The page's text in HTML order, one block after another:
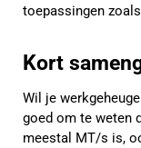
toepassingen
Kort
Wil je
goed om te weten
meestal MT/s is,